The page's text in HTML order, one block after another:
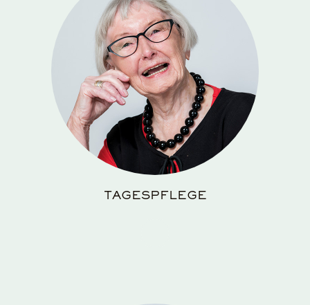
TAGESPFLEGE